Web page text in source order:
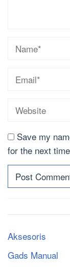
Save my
for the next
Aksesoris
Gads Manual